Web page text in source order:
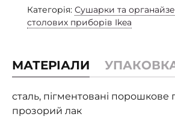
Категорія: Сушарки та
столових приборів Ikea
МАТЕРІАЛИ
сталь, пігментовані порошкове
прозорий лак